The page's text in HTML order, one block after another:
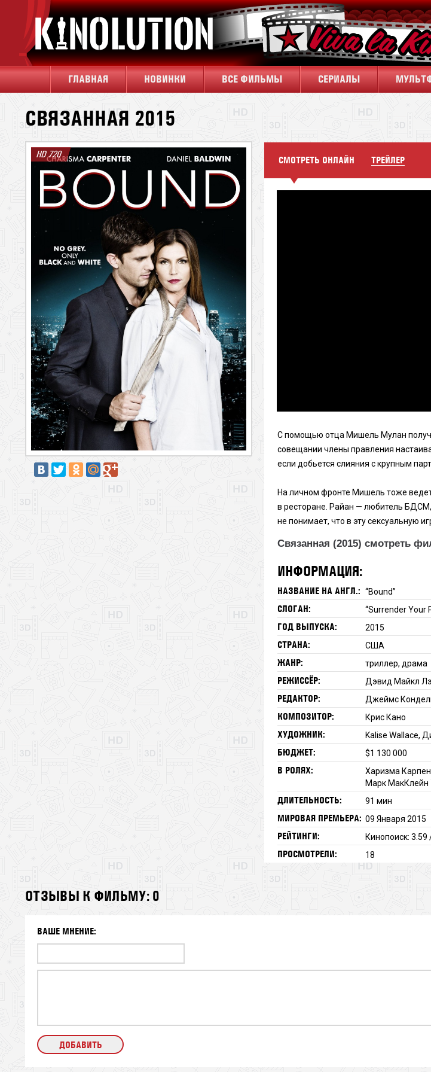
ГЛАВНАЯ НОВИНКИ ВСЕ ФИЛЬМЫ CЕРИАЛЫ
СВЯЗАННАЯ 2015
HD 720
СМОТРЕТЬ ОНЛАЙН ТРЕЙЛЕР
С помощью отца Мишель Мулан
совещании члены правления
если добьется слияния с крупным
На личном фронте Мишель тоже
в ресторане. Райан — любитель
не понимает, что в эту сексуальную
Связанная (2015) смотреть
ИНФОРМАЦИЯ:
НАЗВАНИЕ НА АНГЛ.: “Bound”
СЛОГАН: “Surrender Your
ГОД ВЫПУСКА: 2015
СТРАНА: США
ЖАНР: триллер, драма
РЕЖИССЁР: Дэвид Майкл
РЕДАКТОР: Джеймс
КОМПОЗИТОР: Крис Кано
ХУДОЖНИК: Kalise Wallace,
БЮДЖЕТ: $1 130 000
В РОЛЯХ:
Харизма
Марк МакКлейн
ДЛИТЕЛЬНОСТЬ: 91 мин
МИРОВАЯ ПРЕМЬЕРА: 09 Января 2015
РЕЙТИНГИ: Кинопоиск: 3.59
ПРОСМОТРЕЛИ: 18
ОТЗЫВЫ К ФИЛЬМУ: 0
ВАШЕ МНЕНИЕ: